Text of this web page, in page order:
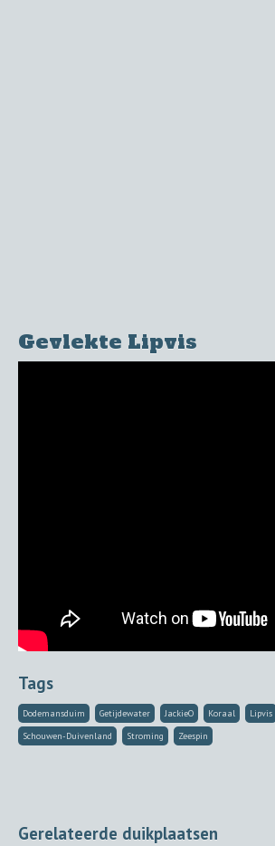
Gevlekte Lipvis
Tags
Dodemansduim Getijdewater JackieO Koraal Lipvis
Schouwen-Duivenland
Stroming Zeespin
Gerelateerde duikplaatsen